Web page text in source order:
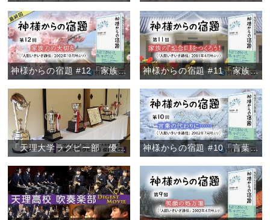
神様からの宿題 #12「家族力の大切さ」 神様からの宿題 #11「家族の『記念日』をつくろう！」
「天理大学ラグビー部 優勝報告」 神様からの宿題 #10「言葉の代わりに……」